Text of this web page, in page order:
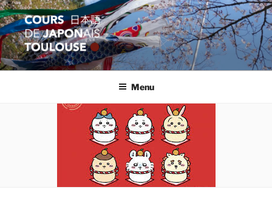
Aller
au
contenu
principal
COURS JAPON TOULOUSE
Apprentissage et formation en langue japonaise
Menu